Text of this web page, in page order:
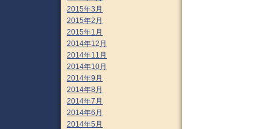
2015年3月
2015年2月
2015年1月
2014年12月
2014年11月
2014年10月
2014年9月
2014年8月
2014年7月
2014年6月
2014年5月